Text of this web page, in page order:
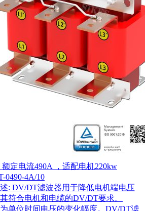
定电流490A ，适配电机220kw
0490-4A/10
: DV/DT滤波器用于降低电机端电压
符合电机和电缆的DV/DT要求。
单位时间电压的变化幅度。DV/DT滤